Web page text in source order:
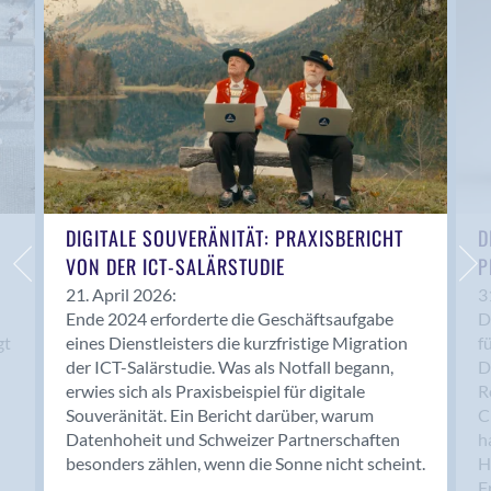
Anwil
Appenzell
Au SG
Baar
Baden
Balsthal
Balzers
Basel
Bassersdorf
Belp
Bendern
Benken (SG)
Bergdietikon
Berlin
Bern
Bern - Liebefeld
DIGITALE SOUVERÄNITÄT: PRAXISBERICHT
VON DER ICT-SALÄRSTUDIE
21. April 2026:
Ende 2024 erforderte die Geschäftsaufgabe
eines Dienstleisters die kurzfristige Migration
der ICT-Salärstudie. Was als Notfall begann,
erwies sich als Praxisbeispiel für digitale
Souveränität. Ein Bericht darüber, warum
Datenhoheit und Schweizer Partnerschaften
besonders zählen, wenn die Sonne nicht scheint.